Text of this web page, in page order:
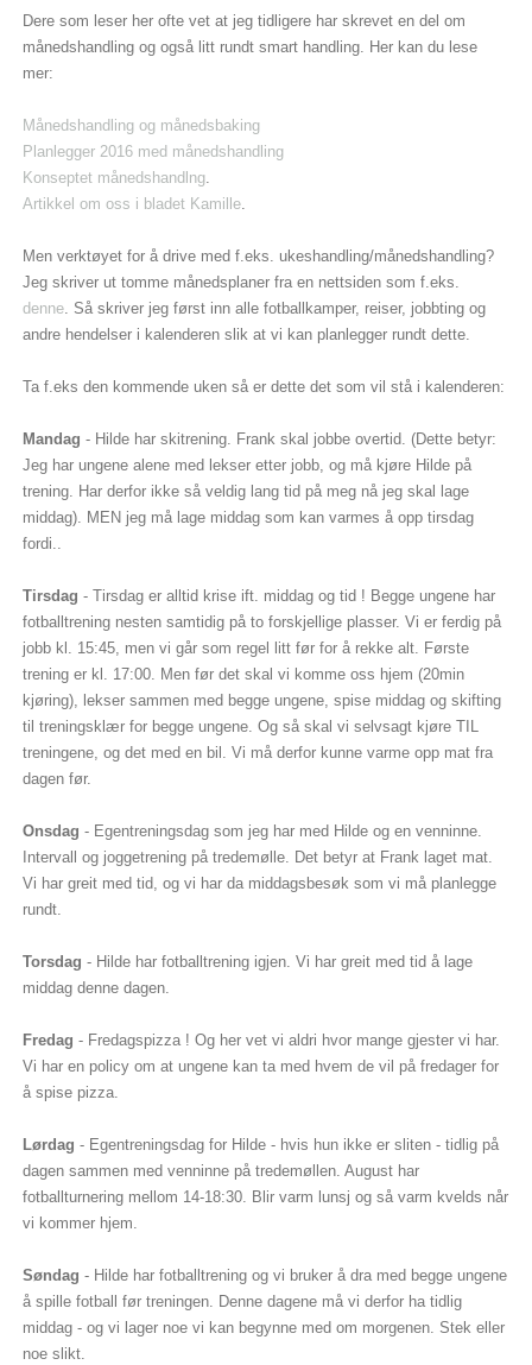
Dere som leser her ofte vet at jeg tidligere har skrevet en del om
månedshandling og også litt rundt smart handling. Her kan du lese
mer:
Månedshandling og månedsbaking
Planlegger 2016 med månedshandling
Konseptet månedshandlng.
Artikkel om oss i bladet Kamille.
Men verktøyet for å drive med f.eks. ukeshandling/månedshandling?
Jeg skriver ut tomme månedsplaner fra en nettsiden som f.eks.
denne. Så skriver jeg først inn alle fotballkamper, reiser, jobbting og
andre hendelser i kalenderen slik at vi kan planlegger rundt dette.
Ta f.eks den kommende uken så er dette det som vil stå i kalenderen:
Mandag - Hilde har skitrening. Frank skal jobbe overtid. (Dette betyr:
Jeg har ungene alene med lekser etter jobb, og må kjøre Hilde på
trening. Har derfor ikke så veldig lang tid på meg nå jeg skal lage
middag). MEN jeg må lage middag som kan varmes å opp tirsdag
fordi..
Tirsdag - Tirsdag er alltid krise ift. middag og tid ! Begge ungene har
fotballtrening nesten samtidig på to forskjellige plasser. Vi er ferdig på
jobb kl. 15:45, men vi går som regel litt før for å rekke alt. Første
trening er kl. 17:00. Men før det skal vi komme oss hjem (20min
kjøring), lekser sammen med begge ungene, spise middag og skifting
til treningsklær for begge ungene. Og så skal vi selvsagt kjøre TIL
treningene, og det med en bil. Vi må derfor kunne varme opp mat fra
dagen før.
Onsdag - Egentreningsdag som jeg har med Hilde og en venninne.
Intervall og joggetrening på tredemølle. Det betyr at Frank laget mat.
Vi har greit med tid, og vi har da middagsbesøk som vi må planlegge
rundt.
Torsdag - Hilde har fotballtrening igjen. Vi har greit med tid å lage
middag denne dagen.
Fredag - Fredagspizza ! Og her vet vi aldri hvor mange gjester vi har.
Vi har en policy om at ungene kan ta med hvem de vil på fredager for
å spise pizza.
Lørdag - Egentreningsdag for Hilde - hvis hun ikke er sliten - tidlig på
dagen sammen med venninne på tredemøllen. August har
fotballturnering mellom 14-18:30. Blir varm lunsj og så varm kvelds når
vi kommer hjem.
Søndag - Hilde har fotballtrening og vi bruker å dra med begge ungene
å spille fotball før treningen. Denne dagene må vi derfor ha tidlig
middag - og vi lager noe vi kan begynne med om morgenen. Stek eller
noe slikt.